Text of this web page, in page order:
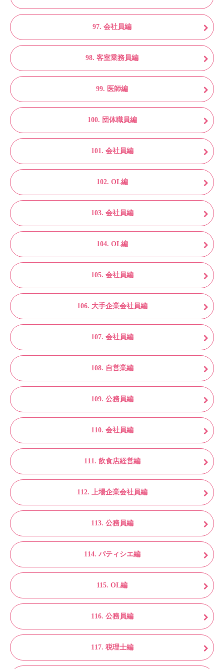
97. 会社員編
98. 客室乗務員編
99. 医師編
100. 団体職員編
101. 会社員編
102. OL編
103. 会社員編
104. OL編
105. 会社員編
106. 大手企業会社員編
107. 会社員編
108. 自営業編
109. 公務員編
110. 会社員編
111. 飲食店経営編
112. 上場企業会社員編
113. 公務員編
114. パティシエ編
115. OL編
116. 公務員編
117. 税理士編